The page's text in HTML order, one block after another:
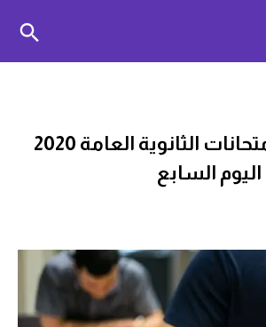
مصر: جدول امتحانات الثانوية العامة 2020
السابع